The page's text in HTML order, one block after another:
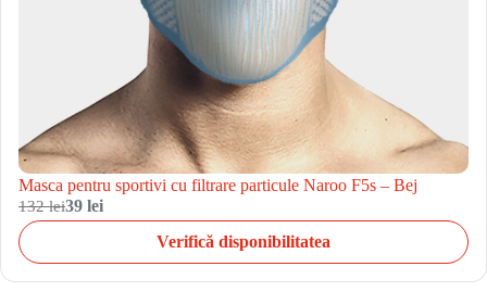
Masca pentru sportivi cu filtrare particule Naroo F5s – Bej
132 lei39 lei
Verifică disponibilitatea